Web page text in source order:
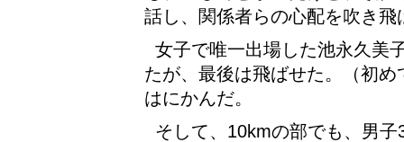
話し、関係者らの心配を吹き飛
女子で唯一出場した池永久美
たが、最後は飛ばせた。（初
はにかんだ。
そして、10kmの部でも、男